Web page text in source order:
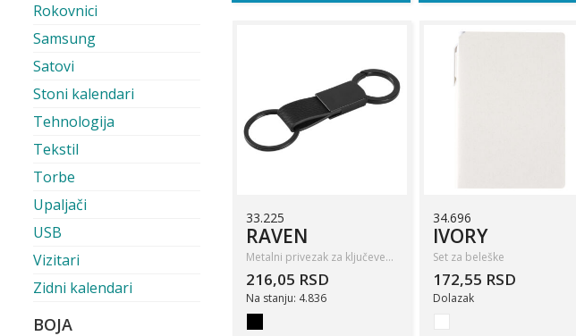
33.225
RAVEN
Metalni privezak za ključeve…
216,05 RSD
Na stanju: 4.836
34.696
IVORY
Set za beleške
172,55 RSD
Dolazak
Rokovnici
Samsung
Satovi
Stoni kalendari
Tehnologija
Tekstil
Torbe
Upaljači
USB
Vizitari
Zidni kalendari
BOJA